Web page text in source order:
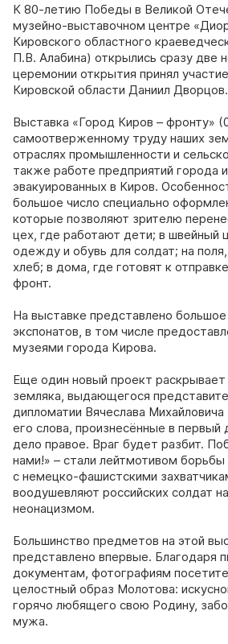
К 80-летию Победы в Великой
музейно-выставочном центре
Кировского областного
П.В. Алабина) открылись сразу две
церемонии открытия принял
Кировской области Даниил Дворцов.
Выставка «Город Киров – фронту»
самоотверженному труду наших
отраслях промышленности и
также работе предприятий города и
эвакуированных в Киров.
большое число специально
которые позволяют зрителю
цех, где работают дети; в швейный
одежду и обувь для солдат; на
хлеб; в дома, где готовят к
фронт.
На выставке представлено большое
экспонатов, в том числе
музеями города Кирова.
Еще один новый проект раскрывает
земляка, выдающегося
дипломатии Вячеслава
его слова, произнесённые в
дело правое. Враг будет разбит.
нами!» – стали лейтмотивом борьбы
с немецко-фашистскими
воодушевляют российских солдат
неонацизмом.
Большинство предметов на этой
представлено впервые. Благодаря
документам, фотографиям
целостный образ Молотова:
горячо любящего свою Родину,
мужа.